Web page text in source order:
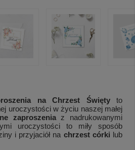
na Chrzest Świętyto
uroczystości w życiu naszej małej
zaproszenia z nadrukowanymi
uroczystości to miły sposób
i przyjaciół na chrzest córki lub